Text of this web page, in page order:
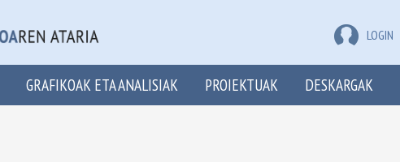
LOGIN
GRAFIKOAK ETA ANALISIAK PROIEKTUAK DESKARGAK